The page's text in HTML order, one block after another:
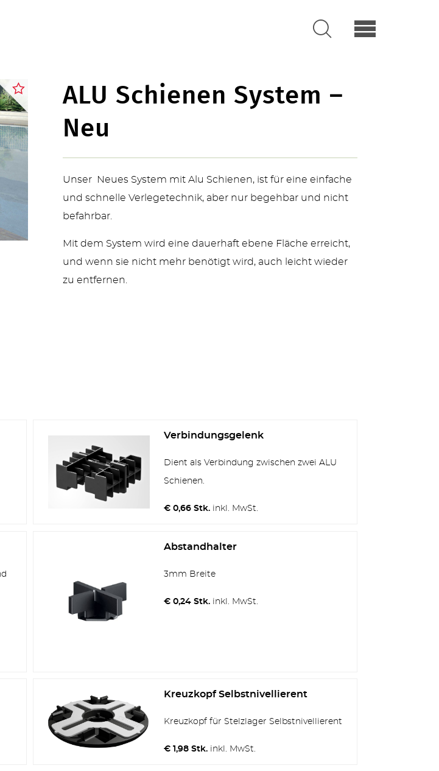
& NEUHEITEN
& POOL
ZÄUNE
PRODUKTE
ALU Schienen System –
Neu
Unser Neues System mit Alu Schienen, ist für eine einfache
und schnelle Verlegetechnik, aber nur begehbar und nicht
befahrbar.
Mit dem System wird eine dauerhaft ebene Fläche erreicht,
und wenn sie nicht mehr benötigt wird, auch leicht wieder
zu entfernen.
Verbindungsgelenk
Dient als Verbindung zwischen zwei ALU
Schienen.
€ 0,66 Stk. inkl. MwSt.
Abstandhalter
3mm Breite
€ 0,24 Stk. inkl. MwSt.
Kreuzkopf Selbstnivellierent
Kreuzkopf für Stelzlager Selbstnivellierent
€ 1,98 Stk. inkl. MwSt.